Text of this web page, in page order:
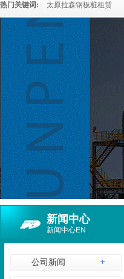
热门关键词: 太原拉森钢板桩租赁
新闻中心
新闻中心EN
公司新闻